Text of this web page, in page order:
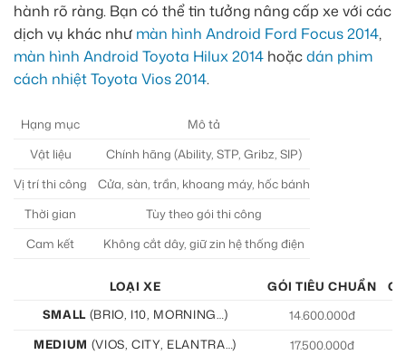
hành rõ ràng. Bạn có thể tin tưởng nâng cấp xe với các
dịch vụ khác như màn hình Android Ford Focus 2014,
màn hình Android Toyota Hilux 2014 hoặcdán phim
cách nhiệt Toyota Vios 2014.
Hạng mục
Mô tả
Vật liệu
Chính hãng (Ability, STP, Gribz, SIP)
Vị trí thi công
Cửa, sàn, trần, khoang máy, hốc bánh
Thời gian
Tùy theo gói thi công
Cam kết
Không cắt dây, giữ zin hệ thống điện
LOẠI XE GÓI TIÊU CHUẨN
SMALL (BRIO, I10, MORNING…) 14.600.000đ
MEDIUM (VIOS, CITY, ELANTRA…) 17.500.000đ